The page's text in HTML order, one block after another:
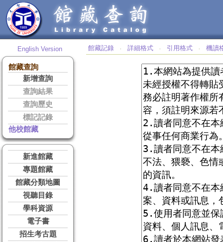
English Version
館藏查詢
新增查詢
查詢結果
查詢歷史
標記記錄
他校館藏
新進館藏
專題館藏
館藏分類地圖
視聽目錄
學科資源
電子書
招生考古題
館藏記錄 ‧ 詳細格式 ‧ 引用格式 ‧ 機讀